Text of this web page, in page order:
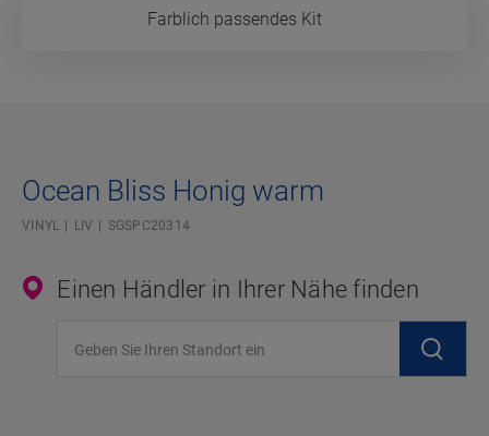
Farblich passendes Kit
Ocean Bliss Honig warm
VINYL LIV SGSPC20314
Einen Händler in Ihrer Nähe finden